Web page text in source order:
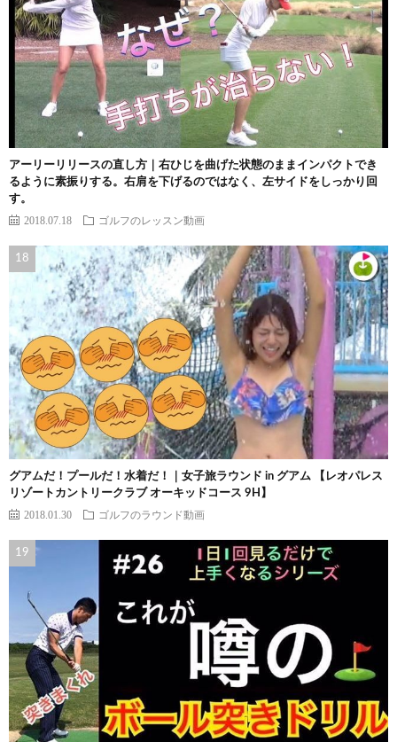
アーリーリリースの直し方｜右ひじを曲げた状態のままインパクトでき
るように素振りする。右肩を下げるのではなく、左サイドをしっかり回
す。
2018.07.18 ゴルフのレッスン動画
グアムだ！プールだ！水着だ！｜女子旅ラウンド in グアム 【レオパレス
リゾートカントリークラブ オーキッドコース 9H】
2018.01.30 ゴルフのラウンド動画